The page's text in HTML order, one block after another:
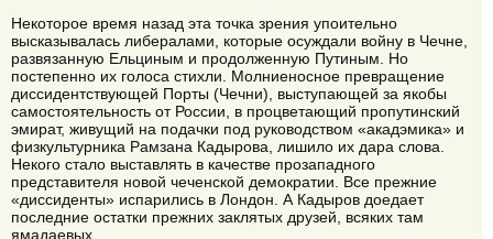
Некоторое время назад эта точка зрения упоительно
высказывалась либералами, которые осуждали войну в Чечне,
развязанную Ельциным и продолженную Путиным. Но
постепенно их голоса стихли. Молниеносное превращение
диссидентствующей Порты (Чечни), выступающей за якобы
самостоятельность от России, в процветающий пропутинский
эмират, живущий на подачки под руководством «акадэмика» и
физкультурника Рамзана Кадырова, лишило их дара слова.
Некого стало выставлять в качестве прозападного
представителя новой чеченской демократии. Все прежние
«диссиденты» испарились в Лондон. А Кадыров доедает
последние остатки прежних заклятых друзей, всяких там
ямадаевых.